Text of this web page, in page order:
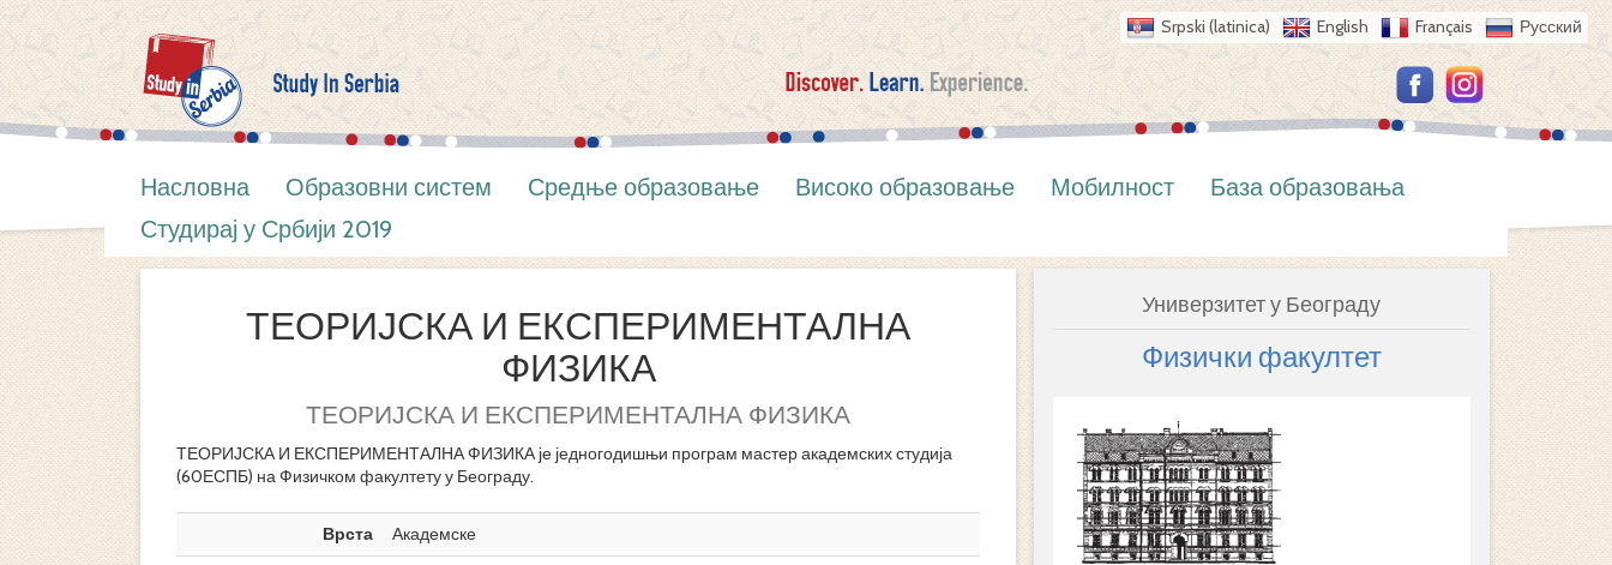
Srpski (latinica) English Français Русский
Насловна Образовни систем Средње образовање Високо образовање Мобилност
База образовања
Студирај у Србији 2019
ТЕОРИЈСКА И ЕКСПЕРИМЕНТАЛНА
ФИЗИКА
ТЕОРИЈСКА И ЕКСПЕРИМЕНТАЛНА ФИЗИКА
ТЕОРИЈСКА И ЕКСПЕРИМЕНТАЛНА ФИЗИКА је једногодишњи програм мастер академских студија
(60ЕСПБ) на Физичком факултету у Београду.
Врста
Академске
Универзитет у Београду
Физички факултет